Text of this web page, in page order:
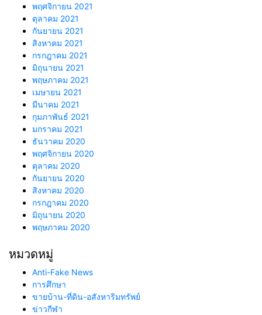
พฤศจิกายน 2021
ตุลาคม 2021
กันยายน 2021
สิงหาคม 2021
กรกฎาคม 2021
มิถุนายน 2021
พฤษภาคม 2021
เมษายน 2021
มีนาคม 2021
กุมภาพันธ์ 2021
มกราคม 2021
ธันวาคม 2020
พฤศจิกายน 2020
ตุลาคม 2020
กันยายน 2020
สิงหาคม 2020
กรกฎาคม 2020
มิถุนายน 2020
พฤษภาคม 2020
หมวดหมู่
Anti-Fake News
การศึกษา
ขายบ้าน-ที่ดิน-อสังหาริมทรัพย์
ข่าวกีฬา